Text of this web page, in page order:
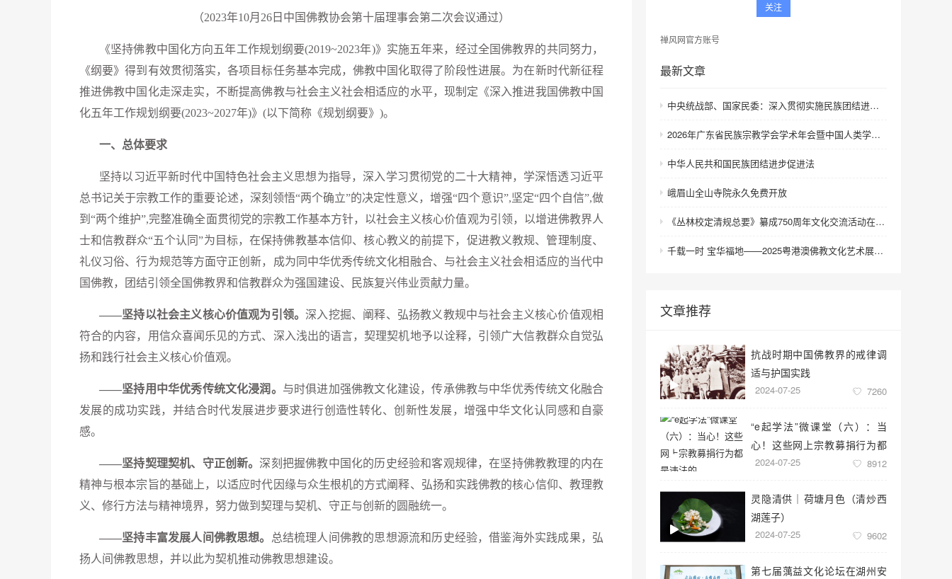
（2023年10月26日中国佛教协会第十届理事会第二次会议通过）
《坚持佛教中国化方向五年工作规划纲要(2019~2023年)》实施五年来，经过全国佛教界的共同努力，
《纲要》得到有效贯彻落实，各项目标任务基本完成，佛教中国化取得了阶段性进展。为在新时代新征程
推进佛教中国化走深走实，不断提高佛教与社会主义社会相适应的水平，现制定《深入推进我国佛教中国
化五年工作规划纲要(2023~2027年)》(以下简称《规划纲要》)。
一、总体要求
坚持以习近平新时代中国特色社会主义思想为指导，深入学习贯彻党的二十大精神，学深悟透习近平
总书记关于宗教工作的重要论述，深刻领悟“两个确立”的决定性意义，增强“四个意识”,坚定“四个自信”,做
到“两个维护”,完整准确全面贯彻党的宗教工作基本方针，以社会主义核心价值观为引领，以增进佛教界人
士和信教群众“五个认同”为目标，在保持佛教基本信仰、核心教义的前提下，促进教义教规、管理制度、
礼仪习俗、行为规范等方面守正创新，成为同中华优秀传统文化相融合、与社会主义社会相适应的当代中
国佛教，团结引领全国佛教界和信教群众为强国建设、民族复兴伟业贡献力量。
——坚持以社会主义核心价值观为引领。深入挖掘、阐释、弘扬教义教规中与社会主义核心价值观相
符合的内容，用信众喜闻乐见的方式、深入浅出的语言，契理契机地予以诠释，引领广大信教群众自觉弘
扬和践行社会主义核心价值观。
——坚持用中华优秀传统文化浸润。 与时俱进加强佛教文化建设，传承佛教与中华优秀传统文化融合
发展的成功实践，并结合时代发展进步要求进行创造性转化、创新性发展，增强中华文化认同感和自豪
感。
——坚持契理契机、守正创新。深刻把握佛教中国化的历史经验和客观规律，在坚持佛教教理的内在
精神与根本宗旨的基础上，以适应时代因缘与众生根机的方式阐释、弘扬和实践佛教的核心信仰、教理教
义、修行方法与精神境界，努力做到契理与契机、守正与创新的圆融统一。
——坚持丰富发展人间佛教思想。 总结梳理人间佛教的思想源流和历史经验，借鉴海外实践成果，弘
扬人间佛教思想，并以此为契机推动佛教思想建设。
关注
禅风网官方账号
最新文章
中央统战部、国家民委：深入贯彻实施民族团结进步促进法 进一步增强中华民族凝聚力向心力
2026年广东省民族宗教学会学术年会暨中国人类学民族学研究会城市民族工作研究专业委员会更名会议在深圳召开
中华人民共和国民族团结进步促进法
峨眉山全山寺院永久免费开放
《丛林校定清规总要》纂成750周年文化交流活动在浙江金华举行
千载一时 宝华福地——2025粤港澳佛教文化艺术展在港澳成功举办
文章推荐
抗战时期中国佛教界的戒律调
适与护国实践
2024-07-25 7260
“e起学法”微课堂（六）：当
心！这些网上宗教募捐行为都
是违法的
2024-07-25 8912
灵隐清供｜​荷塘月色（清炒西
湖莲子）
2024-07-25 9602
第七届蕅益文化论坛在湖州安